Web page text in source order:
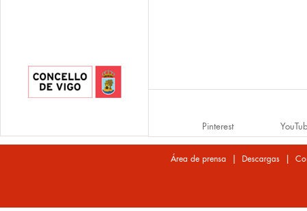
Pinterest
Área de prensa | Descargas|